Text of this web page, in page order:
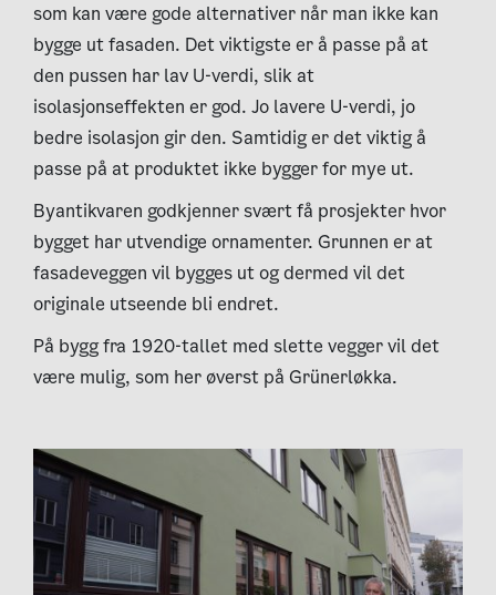
som kan være gode alternativer når man ikke kan
bygge ut fasaden. Det viktigste er å passe på at
den pussen har lav U-verdi, slik at
isolasjonseffekten er god. Jo lavere U-verdi, jo
bedre isolasjon gir den. Samtidig er det viktig å
passe på at produktet ikke bygger for mye ut.
Byantikvaren godkjenner svært få prosjekter hvor
bygget har utvendige ornamenter. Grunnen er at
fasadeveggen vil bygges ut og dermed vil det
originale utseende bli endret.
På bygg fra 1920-tallet med slette vegger vil det
være mulig, som her øverst på Grünerløkka.